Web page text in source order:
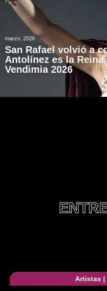
marzo, 2026
San Rafael volvió a
Antolínez es la
Vendimia 2026
Artistas |